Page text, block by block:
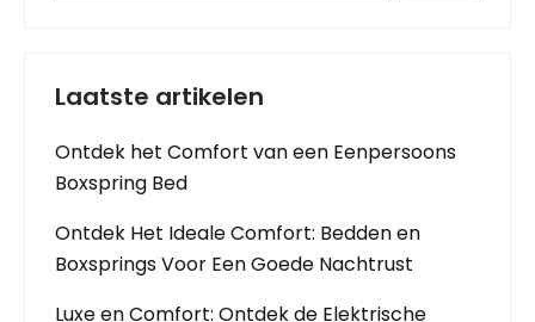
Laatste artikelen
Ontdek het Comfort van een Eenpersoons
Boxspring Bed
Ontdek Het Ideale Comfort: Bedden en
Boxsprings Voor Een Goede Nachtrust
Luxe en Comfort: Ontdek de Elektrische